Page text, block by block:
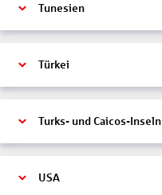
Tunesien
Türkei
Turks- und Caicos-Inseln
USA